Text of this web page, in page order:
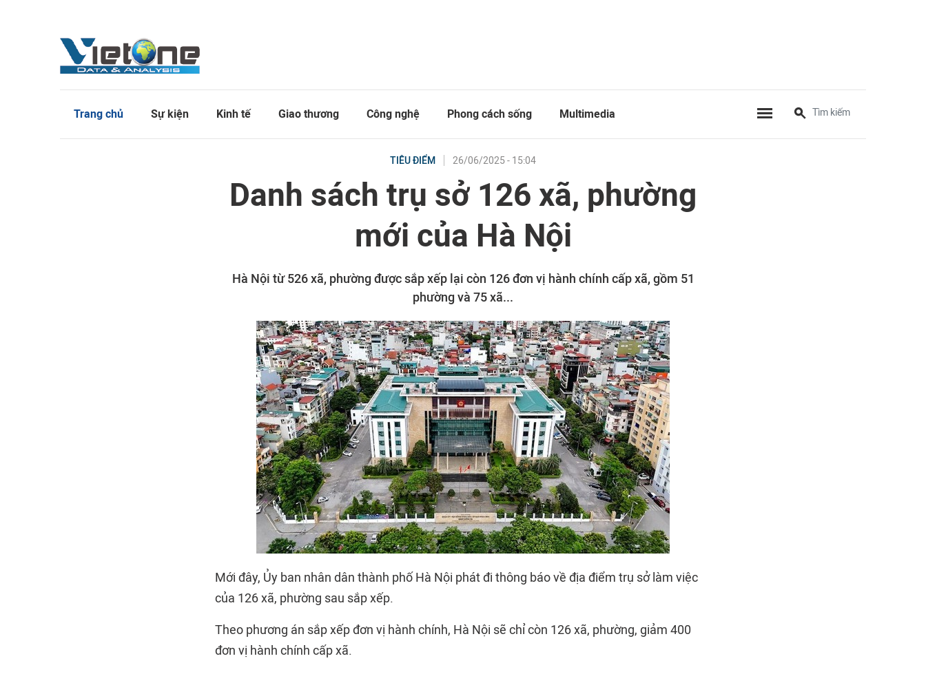
Trang chủ Sự kiện Kinh tế Giao thương Công nghệ Phong cách sống Multimedia
TIÊU ĐIỂM 26/06/2025 - 15:04
Danh sách trụ sở 126 xã, phường
mới của Hà Nội
Hà Nội từ 526 xã, phường được sắp xếp lại còn 126 đơn vị hành chính cấp xã, gồm 51
phường và 75 xã...
Mới đây, Ủy ban nhân dân thành phố Hà Nội phát đi thông báo về địa điểm trụ sở làm việc
của 126 xã, phường sau sắp xếp.
Theo phương án sắp xếp đơn vị hành chính, Hà Nội sẽ chỉ còn 126 xã, phường, giảm 400
đơn vị hành chính cấp xã.